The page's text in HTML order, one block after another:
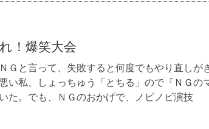
！爆笑大会
Ｇと言って、失敗すると何度でもやり直しが
い私、しょっちゅう「とちる」ので『ＮＧの
た。でも、ＮＧのおかげで、ノビノビ演技